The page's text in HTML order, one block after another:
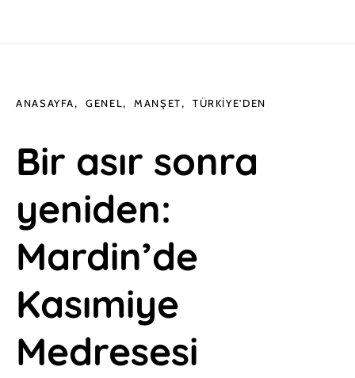
ANASAYFA GENEL MANŞET TÜRKIYE'DEN
Bir asır sonra
yeniden:
Mardin’de
Kasımiye
Medresesi